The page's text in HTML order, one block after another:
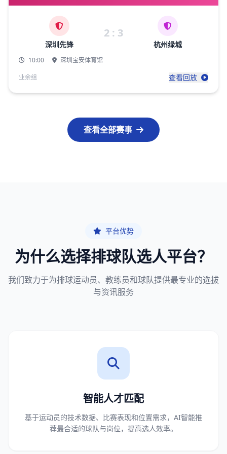
深圳先锋
2 : 3
杭州绿城
10:00
深圳宝安体育馆
业余组
查看回放
查看全部赛事
平台优势
为什么选择排球队选人平台？
我们致力于为排球运动员、教练员和球队提供最专业的选拔
与资讯服务
智能人才匹配
基于运动员的技术数据、比赛表现和位置需求，AI智能推
荐最合适的球队与岗位，提高选人效率。